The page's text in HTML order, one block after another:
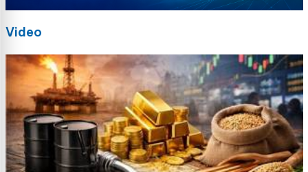
Video